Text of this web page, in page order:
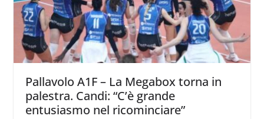
Pallavolo A1F – La Megabox torna in
palestra. Candi: “C’è grande
entusiasmo nel ricominciare”